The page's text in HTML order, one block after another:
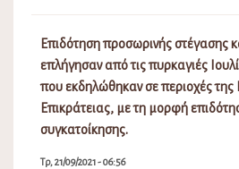
Επιδότηση προσωρινής στέγασης
επλήγησαν από τις πυρκαγιές
που εκδηλώθηκαν σε περιοχές της
Επικράτειας, με τη μορφή
συγκατοίκησης.
Τρ, 21/09/2021 - 06:56